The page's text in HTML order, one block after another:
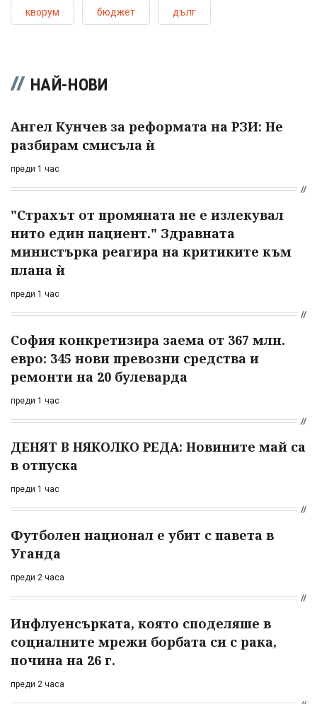
кворум бюджет дълг
НАЙ-НОВИ
Ангел Кунчев за реформата на РЗИ: Не
разбирам смисъла ѝ
преди 1 час
"Страхът от промяната не е излекувал
нито един пациент." Здравната
министърка реагира на критиките към
плана ѝ
преди 1 час
София конкретизира заема от 367 млн.
евро: 345 нови превозни средства и
ремонти на 20 булеварда
преди 1 час
ДЕНЯТ В НЯКОЛКО РЕДА: Новините май са
в отпуска
преди 1 час
Футболен национал е убит с павета в
Уганда
преди 2 часа
Инфлуенсърката, която споделяше в
социалните мрежи борбата си с рака,
почина на 26 г.
преди 2 часа